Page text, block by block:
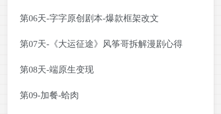
第06天-字字原创剧本-爆款框架改文
第07天-《大运征途》风筝哥拆解漫剧心得
第08天-端原生变现
第09-加餐-蛤肉